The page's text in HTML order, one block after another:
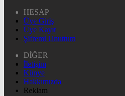
HESAP
Üye Giriş
Üye Kayıt
Şifremi Unuttum
DİĞER
İletişim
Künye
Hakkımızda
Reklam